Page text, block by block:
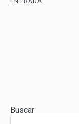
Buscar